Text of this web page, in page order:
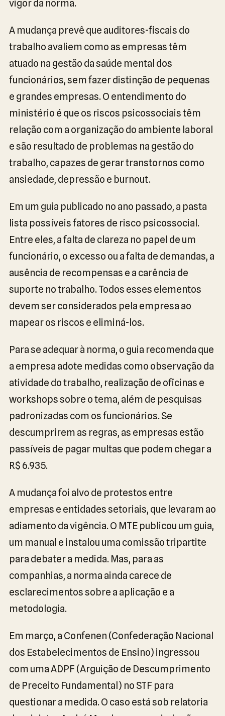
vigor da norma.
A mudança prevê que auditores-fiscais do
trabalho avaliem como as empresas têm
atuado na gestão da saúde mental dos
funcionários, sem fazer distinção de pequenas
e grandes empresas. O entendimento do
ministério é que os riscos psicossociais têm
relação com a organização do ambiente laboral
e são resultado de problemas na gestão do
trabalho, capazes de gerar transtornos como
ansiedade, depressão e burnout.
Em um guia publicado no ano passado, a pasta
lista possíveis fatores de risco psicossocial.
Entre eles, a falta de clareza no papel de um
funcionário, o excesso ou a falta de demandas, a
ausência de recompensas e a carência de
suporte no trabalho. Todos esses elementos
devem ser considerados pela empresa ao
mapear os riscos e eliminá-los.
Para se adequar à norma, o guia recomenda que
a empresa adote medidas como observação da
atividade do trabalho, realização de oficinas e
workshops sobre o tema, além de pesquisas
padronizadas com os funcionários. Se
descumprirem as regras, as empresas estão
passíveis de pagar multas que podem chegar a
R$ 6.935.
A mudança foi alvo de protestos entre
empresas e entidades setoriais, que levaram ao
adiamento da vigência. O MTE publicou um guia,
um manual e instalou uma comissão tripartite
para debater a medida. Mas, para as
companhias, a norma ainda carece de
esclarecimentos sobre a aplicação e a
metodologia.
Em março, a Confenen (Confederação Nacional
dos Estabelecimentos de Ensino) ingressou
com uma ADPF (Arguição de Descumprimento
de Preceito Fundamental) no STF para
questionar a medida. O caso está sob relatoria